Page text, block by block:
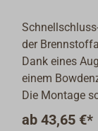
der
Dank eines
einem
Die Montage
ab 43,65 €*